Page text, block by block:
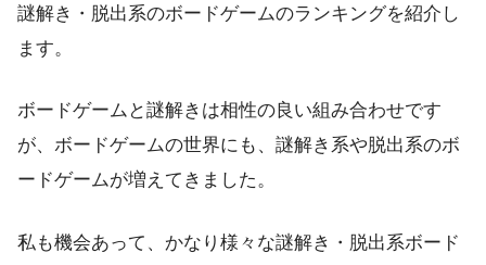
謎解き・脱出系のボードゲームのランキングを紹介し
ます。
ボードゲームと謎解きは相性の良い組み合わせです
が、ボードゲームの世界にも、謎解き系や脱出系のボ
ードゲームが増えてきました。
私も機会あって、かなり様々な謎解き・脱出系ボード